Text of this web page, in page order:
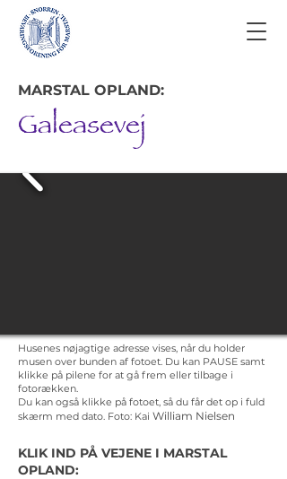
MARSTAL OPLAND:
Galeasevej
Husenes nøjagtige adresse vises, når du holder
musen over bunden af fotoet. Du kan PAUSE samt
klikke på pilene for at gå frem eller tilbage i
fotorækken.
Du kan også klikke på fotoet, så du får det op i fuld
skærm med dato. Foto: Kai William Nielsen
KLIK IND PÅ VEJENE I MARSTAL
OPLAND: